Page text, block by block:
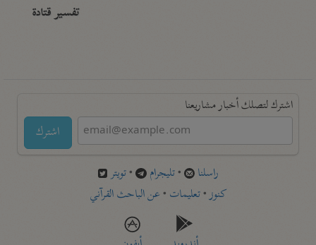
تفسير قتادة
اشترك لتصلك أخبار مشاريعنا
اشترك
راسلنا •تليجرام •تويتر
كنوز•تعليمات •عن الباحث القرآني